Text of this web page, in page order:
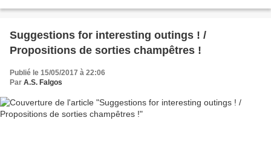
Suggestions for interesting outings ! /
Propositions de sorties champêtres !
Publié le 15/05/2017 à 22:06
Par A.S. Falgos